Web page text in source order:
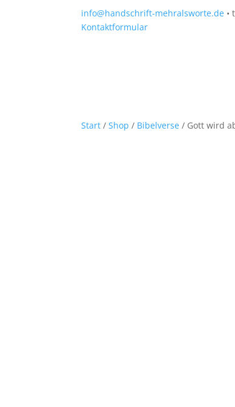
info@handschrift-mehralsworte.de •
Kontaktformular
Start /Shop / Bibelverse / Gott wird